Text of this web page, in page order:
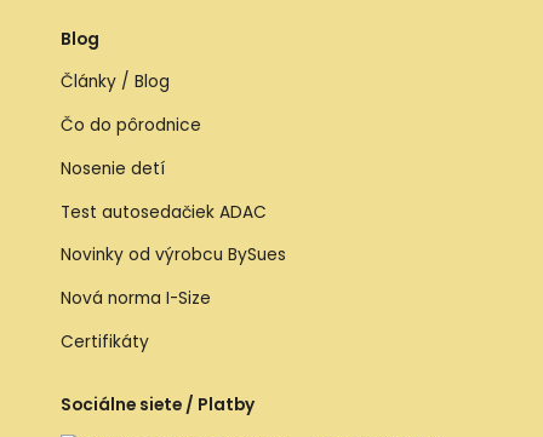
Blog
Články / Blog
Čo do pôrodnice
Nosenie detí
Test autosedačiek ADAC
Novinky od výrobcu BySues
Nová norma I-Size
Certifikáty
Sociálne siete / Platby